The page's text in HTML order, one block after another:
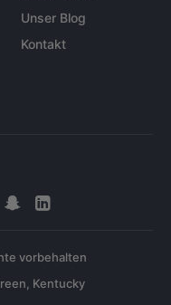
Unser Blog
Kontakt
vorbehalten